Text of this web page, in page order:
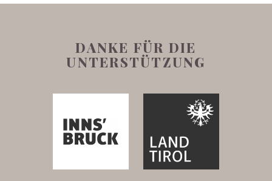
DANKE FÜR DIE
UNTERSTÜTZUNG